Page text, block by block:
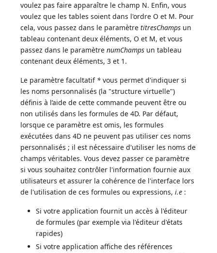
voulez pas faire apparaître le champ N. Enfin, vous
voulez que les tables soient dans l'ordre O et M. Pour
cela, vous passez dans le paramètretitresChamps un
tableau contenant deux éléments, O et M, et vous
passez dans le paramètrenumChamps un tableau
contenant deux éléments, 3 et 1.
Le paramètre facultatif * vous permet d'indiquer si
les noms personnalisés (la "structure virtuelle")
définis à l’aide de cette commande peuvent être ou
non utilisés dans les formules de 4D. Par défaut,
lorsque ce paramètre est omis, les formules
exécutées dans 4D ne peuvent pas utiliser ces noms
personnalisés ; il est nécessaire d'utiliser les noms de
champs véritables. Vous devez passer ce paramètre
si vous souhaitez contrôler l'information fournie aux
utilisateurs et assurer la cohérence de l'interface lors
de l'utilisation de ces formules ou expressions,i.e :
Si votre application fournit un accès à l'éditeur
de formules (par exemple via l'éditeur d'états
rapides)
Si votre application affiche des références